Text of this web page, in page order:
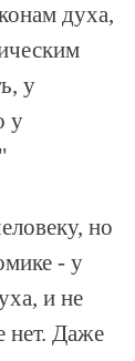
духа,
у
у
но
- у
и не
нет. Даже